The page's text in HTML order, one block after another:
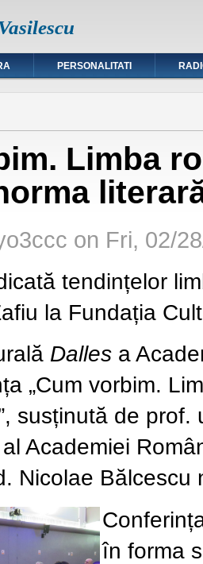
PERSONALITATI
Limba
on Fri, 02/
tendințelor
la Fundația
Dalles a
„Cum vorbim.
, susținută de prof.
Academiei
Nicolae
în forma